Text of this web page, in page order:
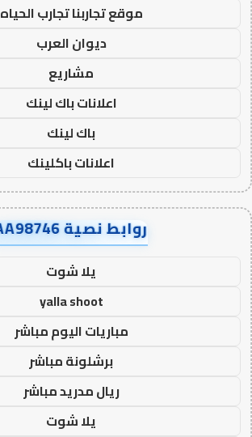
موقع تجاربنا تجارب الحياه
ديوان العرب
مشاريع
اعلانات باك لينك
باك لينك
اعلانات باكلينك
روابط نصية AA98746
يلا شوت
yalla shoot
مباريات اليوم مباشر
برشلونة مباشر
ريال مدريد مباشر
يلا شوت